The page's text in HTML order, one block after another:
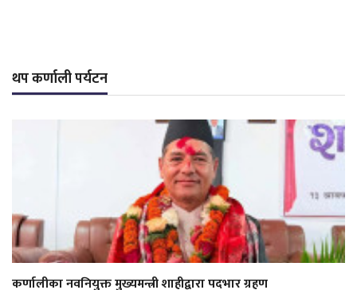
थप कर्णाली पर्यटन
कर्णालीका नवनियुक्त मुख्यमन्त्री शाहीद्वारा पदभार ग्रहण